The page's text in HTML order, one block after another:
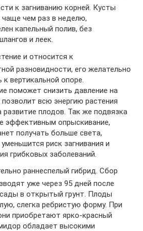
к загниванию корней. Кусты
чем раз в неделю,
капельный полив, без
и леек.
и относится к
разновидности, его желательно
вертикальной опоре.
поможет снизить давление на
всю энергию растения
развитие плодов. Так же подвязка
эффективным опрыскивание,
получать больше света,
риск загнивания и
грибковых заболеваний.
раннеспелый гибрид. Сбор
уже через 95 дней после
в открытый грунт. Плоды
слегка ребристую форму. При
приобретают ярко-красный
обладает высокими